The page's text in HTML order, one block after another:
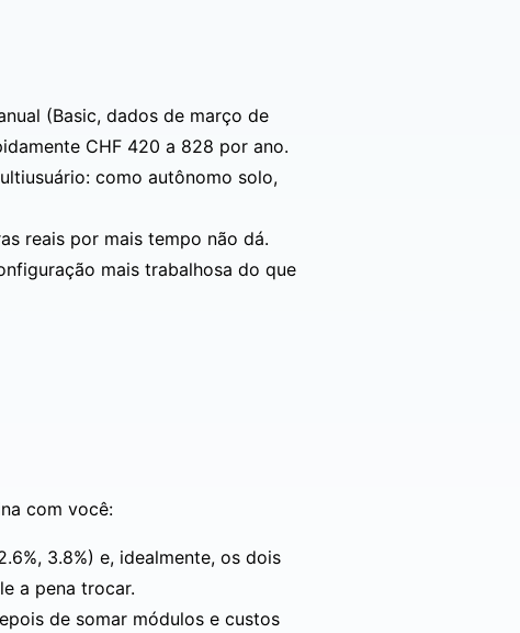
(Basic, dados de março de
CHF 420 a 828 por ano.
como autônomo solo,
reais por mais tempo não dá.
mais trabalhosa do que
com você:
3.8%) e, idealmente, os dois
a pena trocar.
de somar módulos e custos